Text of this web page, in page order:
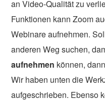
an Video-Qualität zu
Funktionen kann Zoom
Webinare aufnehmen.
anderen Weg suchen,
aufnehmen können,
Wir haben unten die
aufgeschrieben. Ebenso